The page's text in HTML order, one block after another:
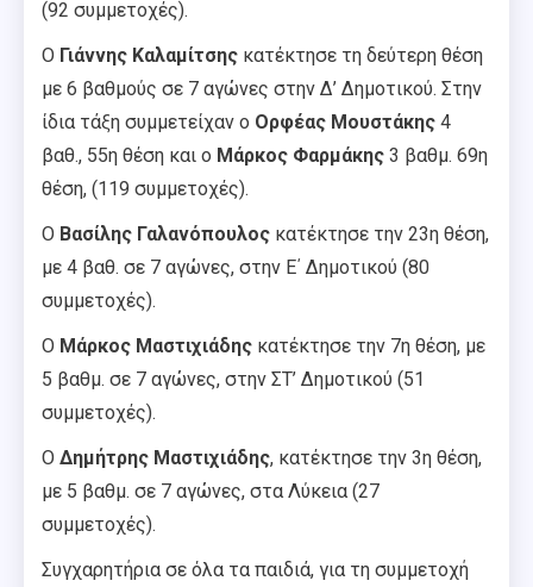
(92 συμμετοχές).
Ο Γιάννης Καλαμίτσης κατέκτησε τη δεύτερη θέση
με 6 βαθμούς σε 7 αγώνες στην Δ’ Δημοτικού. Στην
ίδια τάξη συμμετείχαν ο Ορφέας Μουστάκης 4
βαθ., 55η θέση και ο Μάρκος Φαρμάκης 3 βαθμ. 69η
θέση, (119 συμμετοχές).
Ο Βασίλης Γαλανόπουλος κατέκτησε την 23η θέση,
με 4 βαθ. σε 7 αγώνες, στην Ε΄ Δημοτικού (80
συμμετοχές).
Ο Μάρκος Μαστιχιάδης κατέκτησε την 7η θέση, με
5 βαθμ. σε 7 αγώνες, στην ΣΤ’ Δημοτικού (51
συμμετοχές).
Ο Δημήτρης Μαστιχιάδης, κατέκτησε την 3η θέση,
με 5 βαθμ. σε 7 αγώνες, στα Λύκεια (27
συμμετοχές).
Συγχαρητήρια σε όλα τα παιδιά, για τη συμμετοχή